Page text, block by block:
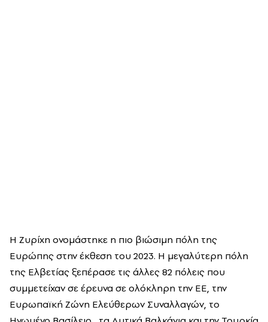
Η Ζυρίχη ονομάστηκε η πιο βιώσιμη πόλη της
Ευρώπης στην έκθεση του 2023. Η μεγαλύτερη πόλη
της Ελβετίας ξεπέρασε τις άλλες 82 πόλεις που
συμμετείχαν σε έρευνα σε ολόκληρη την ΕΕ, την
Ευρωπαϊκή Ζώνη Ελεύθερων Συναλλαγών, το